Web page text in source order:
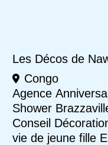
Les Décos de
Congo
Agence
Shower
Conseil
vie de jeune fille